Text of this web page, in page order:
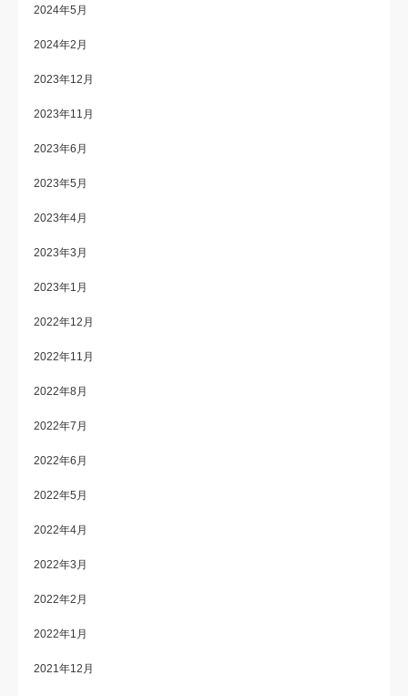
2024年5月
2024年2月
2023年12月
2023年11月
2023年6月
2023年5月
2023年4月
2023年3月
2023年1月
2022年12月
2022年11月
2022年8月
2022年7月
2022年6月
2022年5月
2022年4月
2022年3月
2022年2月
2022年1月
2021年12月